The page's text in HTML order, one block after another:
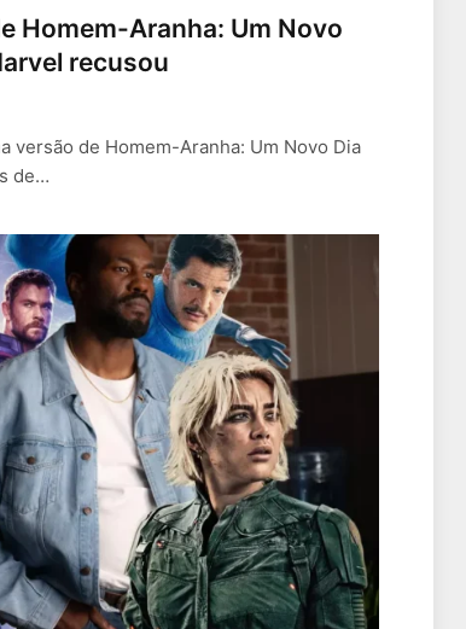
Homem-Aranha: Um Novo
recusou
versão de Homem-Aranha: Um Novo Dia
de…